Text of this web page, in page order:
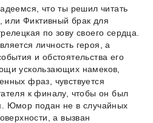
что ты решил читать
или Фиктивный брак для
по зову своего сердца.
личность героя, а
и обстоятельства его
ускользающих намеков,
фраз, чувствуется
к финалу, чтобы он был
Юмор подан не в случайных
а вызван